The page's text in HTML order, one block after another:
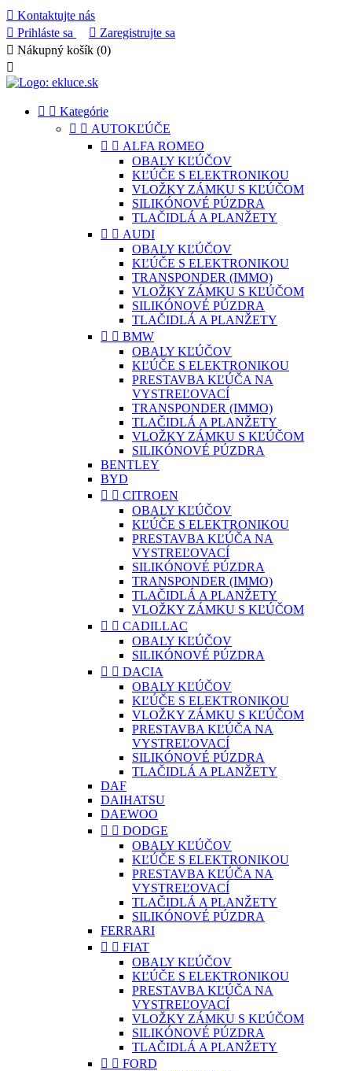
 Kontaktujte nás
 Prihláste sa  Zaregistrujte sa
 Nákupný košík (0)

  Kategórie
  AUTOKĽÚČE
  ALFA ROMEO
OBALY KĽÚČOV
KĽÚČE S ELEKTRONIKOU
VLOŽKY ZÁMKU S KĽÚČOM
SILIKÓNOVÉ PÚZDRA
TLAČIDLÁ A PLANŽETY
  AUDI
OBALY KĽÚČOV
KĽÚČE S ELEKTRONIKOU
TRANSPONDER (IMMO)
VLOŽKY ZÁMKU S KĽÚČOM
SILIKÓNOVÉ PÚZDRA
TLAČIDLÁ A PLANŽETY
  BMW
OBALY KĽÚČOV
KĽÚČE S ELEKTRONIKOU
PRESTAVBA KĽÚČA NA
VYSTREĽOVACÍ
TRANSPONDER (IMMO)
TLAČIDLÁ A PLANŽETY
VLOŽKY ZÁMKU S KĽÚČOM
SILIKÓNOVÉ PÚZDRA
BENTLEY
BYD
  CITROEN
OBALY KĽÚČOV
KĽÚČE S ELEKTRONIKOU
PRESTAVBA KĽÚČA NA
VYSTREĽOVACÍ
SILIKÓNOVÉ PÚZDRA
TRANSPONDER (IMMO)
TLAČIDLÁ A PLANŽETY
VLOŽKY ZÁMKU S KĽÚČOM
  CADILLAC
OBALY KĽÚČOV
SILIKÓNOVÉ PÚZDRA
  DACIA
OBALY KĽÚČOV
KĽÚČE S ELEKTRONIKOU
VLOŽKY ZÁMKU S KĽÚČOM
PRESTAVBA KĽÚČA NA
VYSTREĽOVACÍ
SILIKÓNOVÉ PÚZDRA
TLAČIDLÁ A PLANŽETY
DAF
DAIHATSU
DAEWOO
  DODGE
OBALY KĽÚČOV
KĽÚČE S ELEKTRONIKOU
PRESTAVBA KĽÚČA NA
VYSTREĽOVACÍ
TLAČIDLÁ A PLANŽETY
SILIKÓNOVÉ PÚZDRA
FERRARI
  FIAT
OBALY KĽÚČOV
KĽÚČE S ELEKTRONIKOU
PRESTAVBA KĽÚČA NA
VYSTREĽOVACÍ
VLOŽKY ZÁMKU S KĽÚČOM
SILIKÓNOVÉ PÚZDRA
TLAČIDLÁ A PLANŽETY
  FORD